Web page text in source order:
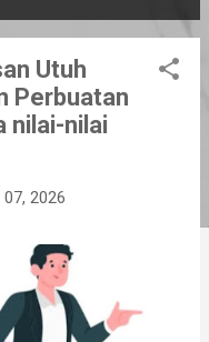
Utuh
Perbuatan
nilai-nilai
2026